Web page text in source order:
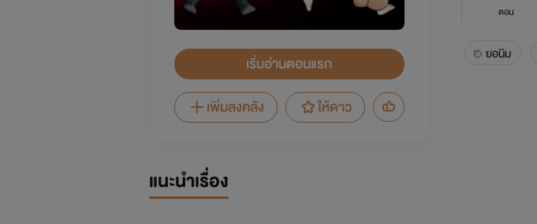
เริ่มอ่านตอนแรก
เพิ่มลงคลัง
ให้ดาว
ตอน
ยอนิม
แนะนำเรื่อง